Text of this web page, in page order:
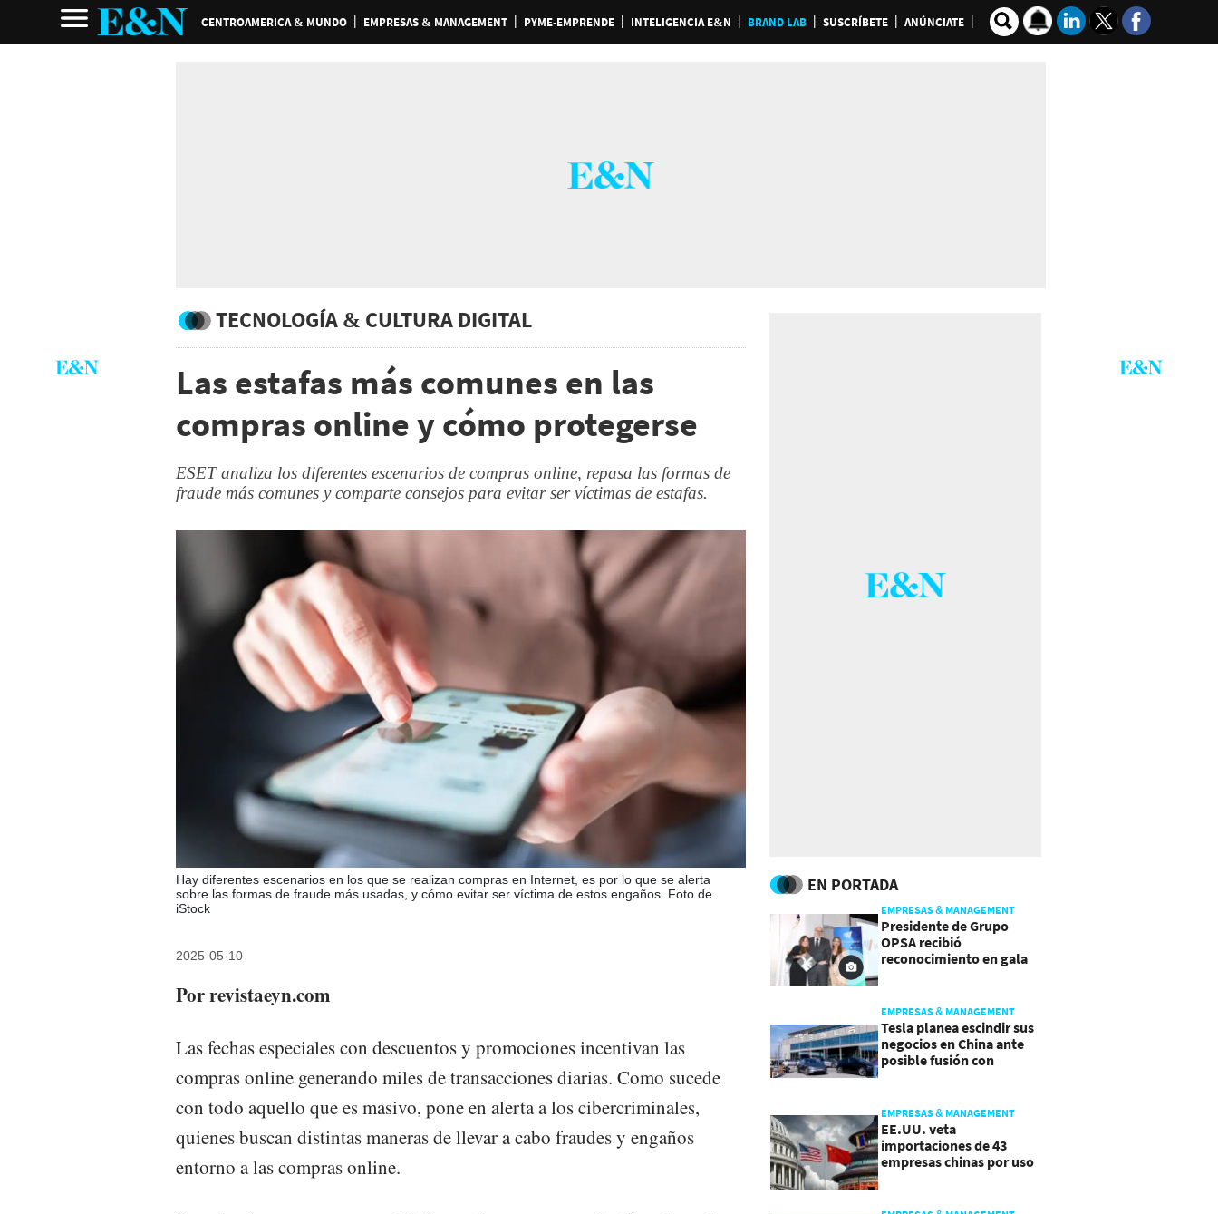
CENTROAMERICA & MUNDO EMPRESAS & MANAGEMENT PYME-EMPRENDE INTELIGENCIA E&N BRAND LAB SUSCRÍBETE ANÚNCIATE
TECNOLOGÍA & CULTURA DIGITAL
Las estafas más comunes en las
compras online y cómo protegerse
ESET analiza los diferentes escenarios de compras online, repasa las formas de
fraude más comunes y comparte consejos para evitar ser víctimas de estafas.
Hay diferentes escenarios en los que se realizan compras en Internet, es por lo que se alerta
sobre las formas de fraude más usadas, y cómo evitar ser víctima de estos engaños. Foto de
iStock
2025-05-10
Por revistaeyn.com
Las fechas especiales con descuentos y promociones incentivan las
compras online generando miles de transacciones diarias. Como sucede
con todo aquello que es masivo, pone en alerta a los cibercriminales,
quienes buscan distintas maneras de llevar a cabo fraudes y engaños
entorno a las compras online.
EN PORTADA
EMPRESAS & MANAGEMENT
Presidente de Grupo
OPSA recibió
reconocimiento en gala
EMPRESAS & MANAGEMENT
Tesla planea escindir sus
negocios en China ante
posible fusión con
EMPRESAS & MANAGEMENT
EE.UU. veta
importaciones de 43
empresas chinas por uso